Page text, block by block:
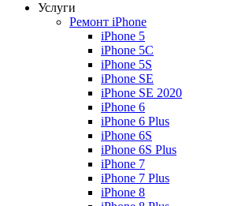
Услуги
Ремонт iPhone
iPhone 5
iPhone 5C
iPhone 5S
iPhone SE
iPhone SE 2020
iPhone 6
iPhone 6 Plus
iPhone 6S
iPhone 6S Plus
iPhone 7
iPhone 7 Plus
iPhone 8